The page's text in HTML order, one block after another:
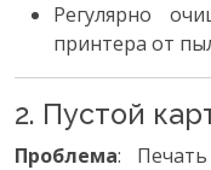
Регулярно
принтера от
2. Пустой
Проблема: